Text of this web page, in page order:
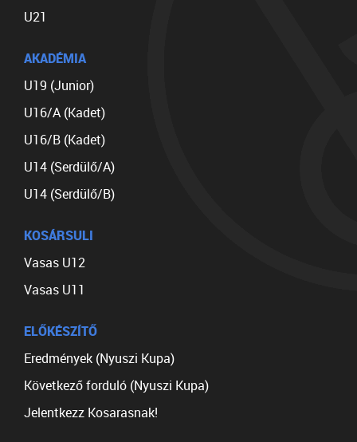
U21
AKADÉMIA
U19 (Junior)
U16/A (Kadet)
U16/B (Kadet)
U14 (Serdülő/A)
U14 (Serdülő/B)
KOSÁRSULI
Vasas U12
Vasas U11
ELŐKÉSZÍTŐ
Eredmények (Nyuszi Kupa)
Következő forduló (Nyuszi Kupa)
Jelentkezz Kosarasnak!